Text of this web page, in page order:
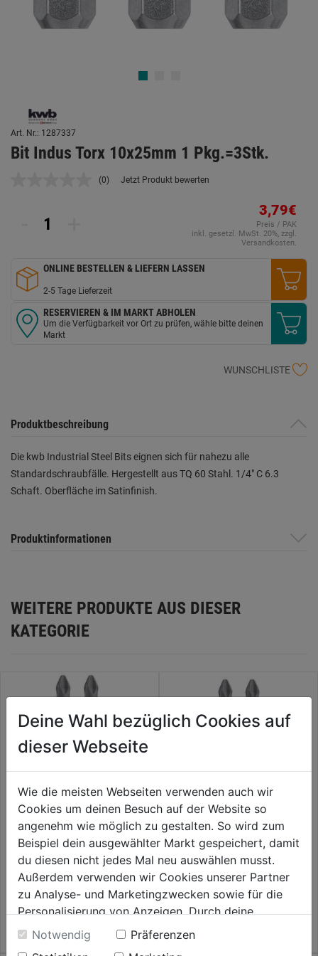
Art. Nr.: 1287337
Bit Indus Torx 10x25mm 1 Pkg.=3Stk.
Kein
(0) Jetzt Produkt bewerten
3,79€
Preis / PAK
inkl. gesetzl. MwSt. 20%, zzgl.
Versandkosten.
ONLINE BESTELLEN & LIEFERN LASSEN
2-5 Tage Lieferzeit
RESERVIEREN & IM MARKT ABHOLEN
Um die Verfügbarkeit vor Ort zu prüfen, wähle bitte deinen
Markt
WUNSCHLISTE
Produktbeschreibung
Die kwb Industrial Steel Bits eignen sich für nahezu alle
Standardschraubfälle. Hergestellt aus TQ 60 Stahl. 1/4" C 6.3
Schaft. Oberfläche im Satinfinish.
Produktinformationen
WEITERE PRODUKTE AUS DIESER
KATEGORIE
Bit Torsion PH 1x50mm 1
Pkg.=2Stk.
0.0 (0)
Sternen.
4,59€
Bit Torsion PH 3x50mm 1
Pkg.=2Stk.
0.0 (0)
0.0
von
Sternen.
4,59€
Deine Wahl bezüglich Cookies auf
dieser Webseite
Wie die meisten Webseiten verwenden auch wir
Cookies um deinen Besuch auf der Website so
angenehm wie möglich zu gestalten. So wird zum
Beispiel dein ausgewählter Markt gespeichert, damit
du diesen nicht jedes Mal neu auswählen musst.
Außerdem verwenden wir Cookies unserer Partner
zu Analyse- und Marketingzwecken sowie für die
Personalisierung von Anzeigen. Durch deine
Einwilligung werden die Daten von Drittanbieter,
unter anderem auch in den USA, verarbeitet.
Notwendig
Präferenzen